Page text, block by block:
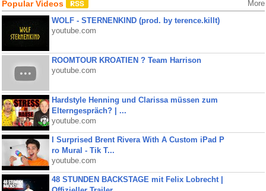
Popular Videos More
WOLF - STERNENKIND (prod. by terence.killt)
youtube.com
ROOMTOUR KROATIEN ? Team Harrison
youtube.com
Hardstyle Henning und Clarissa müssen zum
Elterngespräch? | ...
youtube.com
I Surprised Brent Rivera With A Custom iPad P
ro Mural - Tik T...
youtube.com
48 STUNDEN BACKSTAGE mit Felix Lobrecht |